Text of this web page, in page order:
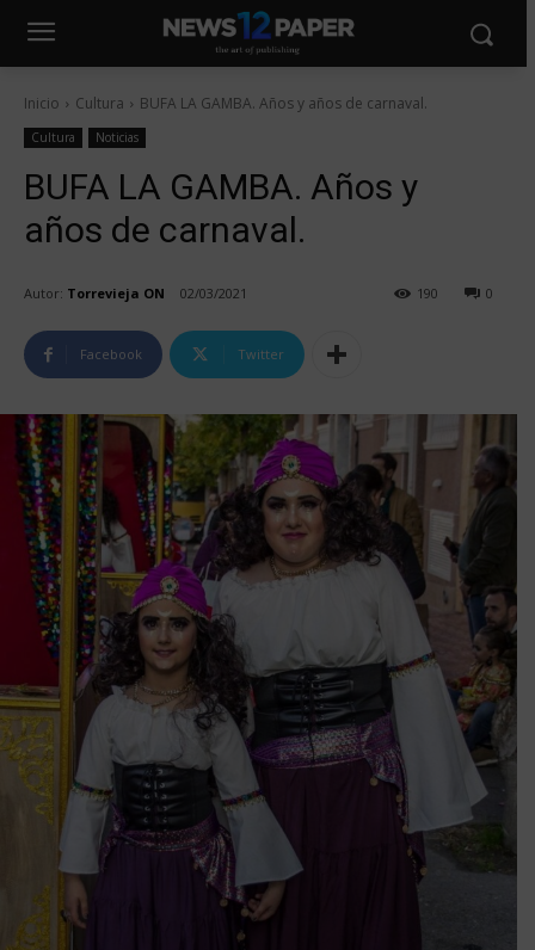
Inicio Cultura BUFA LA GAMBA. Años y años de carnaval.
Cultura Noticias
BUFA LA GAMBA. Años y
años de carnaval.
Autor: Torrevieja ON 02/03/2021 0
190
Facebook Twitter